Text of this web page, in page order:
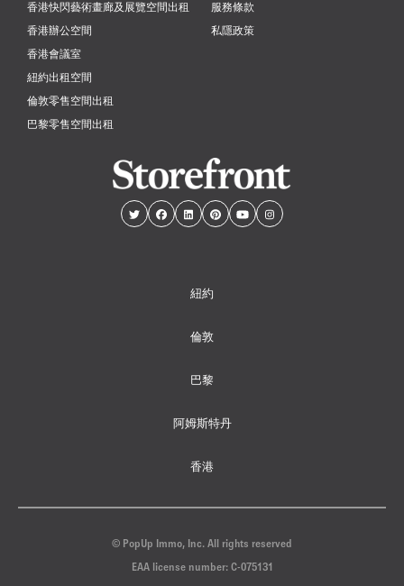
香港快閃藝術畫廊及展覽空間出租
香港辦公空間
香港會議室
紐約出租空間
倫敦零售空間出租
巴黎零售空間出租
服務條款
私隱政策
紐約
倫敦
巴黎
阿姆斯特丹
香港
© PopUp Immo, Inc. All rights reserved
EAA license number: C-075131